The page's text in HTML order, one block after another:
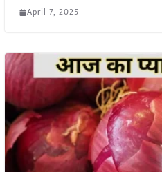
April 7, 2025